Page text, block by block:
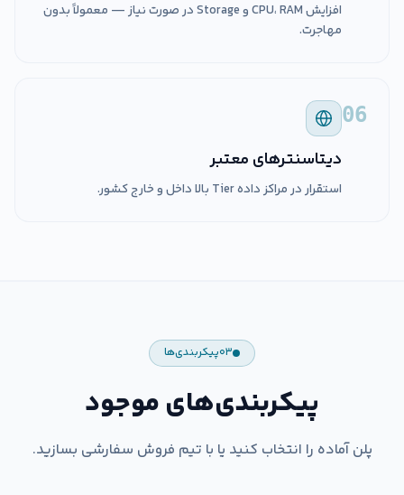
افزایش CPU، RAM و Storage در صورت نیاز — معمولاً بدون
مهاجرت.
06
دیتاسنترهای معتبر
استقرار در مراکز داده Tier بالا داخل و خارج کشور.
۰۳پیکربندی‌ها
پیکربندی‌های موجود
پلن آماده را انتخاب کنید یا با تیم فروش سفارشی بسازید.